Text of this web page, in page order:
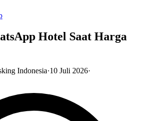
Hotel Saat Harga
Indonesia·10 Juli 2026·